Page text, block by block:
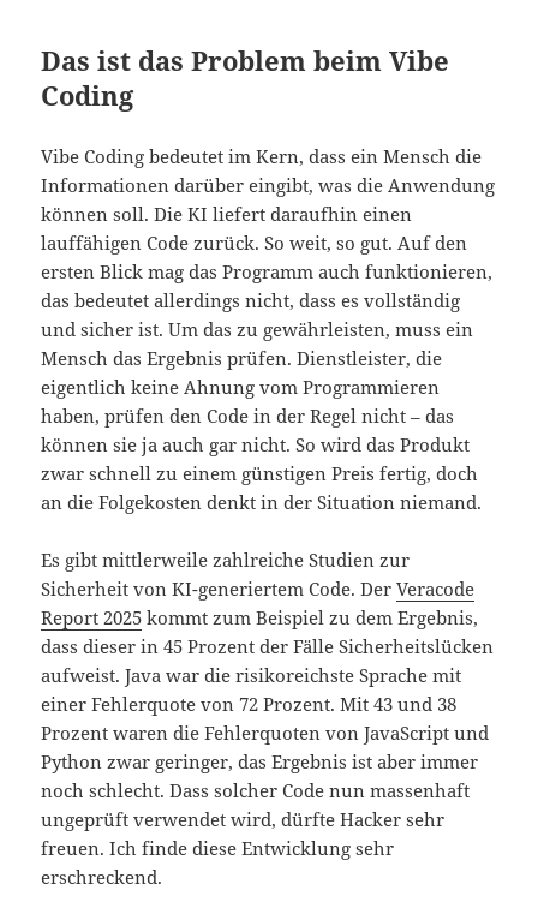
Das ist das Problem beim Vibe
Coding
Vibe Coding bedeutet im Kern, dass ein Mensch die
Informationen darüber eingibt, was die Anwendung
können soll. Die KI liefert daraufhin einen
lauffähigen Code zurück. So weit, so gut. Auf den
ersten Blick mag das Programm auch funktionieren,
das bedeutet allerdings nicht, dass es vollständig
und sicher ist. Um das zu gewährleisten, muss ein
Mensch das Ergebnis prüfen. Dienstleister, die
eigentlich keine Ahnung vom Programmieren
haben, prüfen den Code in der Regel nicht – das
können sie ja auch gar nicht. So wird das Produkt
zwar schnell zu einem günstigen Preis fertig, doch
an die Folgekosten denkt in der Situation niemand.
Es gibt mittlerweile zahlreiche Studien zur
Sicherheit von KI-generiertem Code. DerVeracode
Report 2025 kommt zum Beispiel zu dem Ergebnis,
dass dieser in 45 Prozent der Fälle Sicherheitslücken
aufweist. Java war die risikoreichste Sprache mit
einer Fehlerquote von 72 Prozent. Mit 43 und 38
Prozent waren die Fehlerquoten von JavaScript und
Python zwar geringer, das Ergebnis ist aber immer
noch schlecht. Dass solcher Code nun massenhaft
ungeprüft verwendet wird, dürfte Hacker sehr
freuen. Ich finde diese Entwicklung sehr
erschreckend.